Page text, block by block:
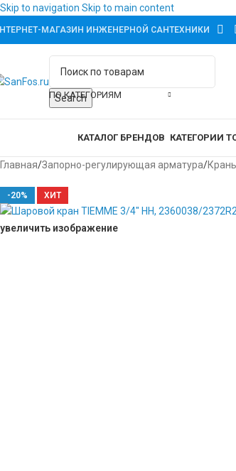
Skip to navigation Skip to main content
МАГАЗИН ИНЖЕНЕРНОЙ САНТЕХНИКИ
ПО КАТЕГОРИЯМ
Search
КАТАЛОГ БРЕНДОВ КАТЕГОРИИ
Главная/Запорно-регулирующая арматура/
-20% ХИТ
увеличить изображение